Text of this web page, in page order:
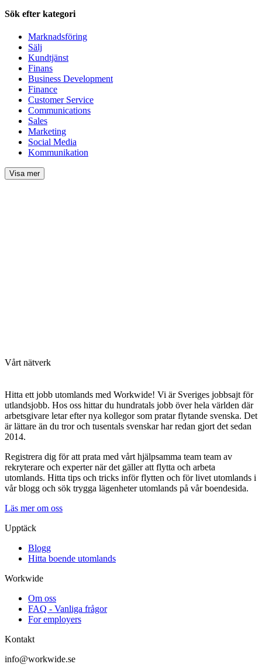
Sök efter kategori
Marknadsföring
Sälj
Kundtjänst
Finans
Business Development
Finance
Customer Service
Communications
Sales
Marketing
Social Media
Kommunikation
Visa mer
Vårt nätverk
Hitta ett jobb utomlands med Workwide! Vi är Sveriges jobbsajt för
utlandsjobb. Hos oss hittar du hundratals jobb över hela världen där
arbetsgivare letar efter nya kollegor som pratar flytande svenska. Det
är lättare än du tror och tusentals svenskar har redan gjort det sedan
2014.
Registrera dig för att prata med vårt hjälpsamma team team av
rekryterare och experter när det gäller att flytta och arbeta
utomlands. Hitta tips och tricks inför flytten och för livet utomlands i
vår blogg och sök trygga lägenheter utomlands på vår boendesida.
Läs mer om oss
Upptäck
Blogg
Hitta boende utomlands
Workwide
Om oss
FAQ - Vanliga frågor
For employers
Kontakt
info@workwide.se